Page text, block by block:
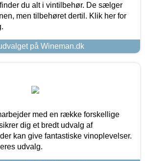
du alt i vintilbehør. De sælger
men tilbehøret dertil. Klik her for
på Wineman.dk
med en række forskellige
dig et bredt udvalg af
kan give fantastiske vinoplevelser.
udvalg.